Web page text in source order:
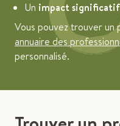
Un impact
Vous pouvez trouver un
annuaire des
personnalisé.